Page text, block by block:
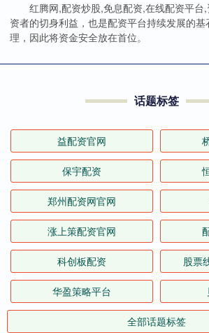
红腾网,配资炒股,免息配资,在线配资平台
资者的切身利益，也是配资平台持续发展的
理，因此将资金安全放在首位。
话题标签
益配资官网
保宇配资
郑州配资网官网
涨上策配资官网
科创板配资 股票
华盈策略平台
全部话题标签